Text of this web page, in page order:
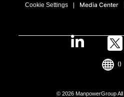
Cookie Settings Media Center
© 2026 ManpowerGroup
()